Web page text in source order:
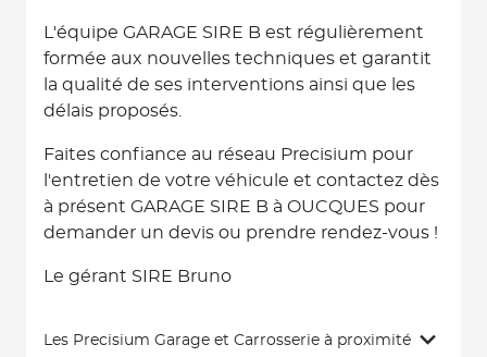
L'équipe GARAGE SIRE B est régulièrement
formée aux nouvelles techniques et garantit
la qualité de ses interventions ainsi que les
délais proposés.
Faites confiance au réseau Precisium pour
l'entretien de votre véhicule et contactez dès
à présent GARAGE SIRE B à OUCQUES pour
demander un devis ou prendre rendez-vous !
Le gérant SIRE Bruno
Les Precisium Garage et Carrosserie à proximité